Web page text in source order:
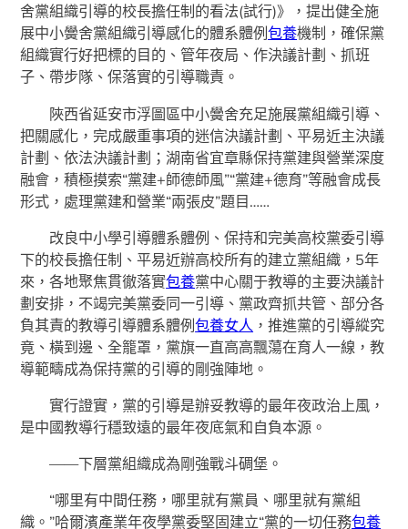
舍黨組織引導的校長擔任制的看法(試行)》，提出健全施
展中小黌舍黨組織引導感化的體系體例包養機制，確保黨
組織實行好把標的目的、管年夜局、作決議計劃、抓班
子、帶步隊、保落實的引導職責。
陜西省延安市浮圖區中小黌舍充足施展黨組織引導、
把關感化，完成嚴重事項的迷信決議計劃、平易近主決議
計劃、依法決議計劃；湖南省宜章縣保持黨建與營業深度
融會，積極摸索“黨建+師德師風”“黨建+德育”等融會成長
形式，處理黨建和營業“兩張皮”題目……
改良中小學引導體系體例、保持和完美高校黨委引導
下的校長擔任制、平易近辦高校所有的建立黨組織，5年
來，各地聚焦貫徹落實包養黨中心關于教導的主要決議計
劃安排，不竭完美黨委同一引導、黨政齊抓共管、部分各
負其責的教導引導體系體例包養女人 ，推進黨的引導縱究
竟、橫到邊、全籠罩，黨旗一直高高飄蕩在育人一線，教
導範疇成為保持黨的引導的剛強陣地。
實行證實，黨的引導是辦妥教導的最年夜政治上風，
是中國教導行穩致遠的最年夜底氣和自負本源。
——下層黨組織成為剛強戰斗碉堡。
“哪里有中間任務，哪里就有黨員、哪里就有黨組
織。”哈爾濱產業年夜學黨委堅固建立“黨的一切任務包養